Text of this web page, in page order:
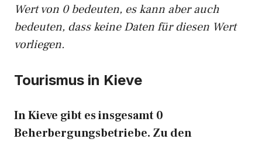
Wert von 0 bedeuten, es kann aber auch
bedeuten, dass keine Daten für diesen Wert
vorliegen.
Tourismus in Kieve
In Kieve gibt es insgesamt 0
Beherbergungsbetriebe. Zu den